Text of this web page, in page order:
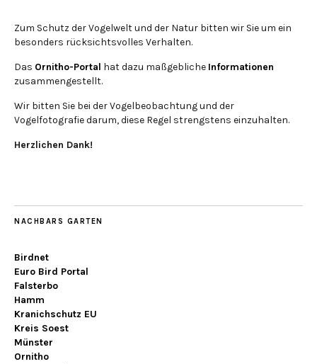
Zum Schutz der Vogelwelt und der Natur bitten wir Sie um ein
besonders rücksichtsvolles Verhalten.
Das Ornitho-Portal hat dazu maßgebliche Informationen
zusammengestellt.
Wir bitten Sie bei der Vogelbeobachtung und der
Vogelfotografie darum, diese Regel strengstens einzuhalten.
Herzlichen Dank!
NACHBARS GARTEN
Birdnet
Euro Bird Portal
Falsterbo
Hamm
Kranichschutz EU
Kreis Soest
Münster
Ornitho